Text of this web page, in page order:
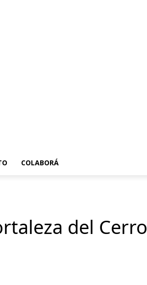
COLABORÁ
del Cerro